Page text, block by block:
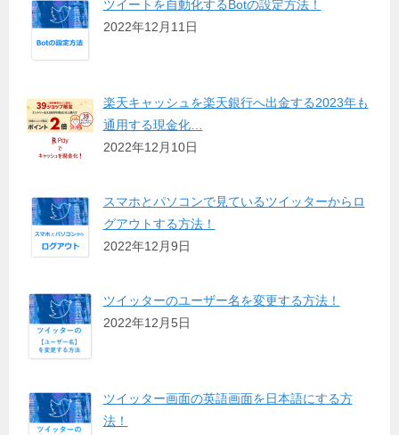
ツイートを自動化するBotの設定方法！
2022年12月11日
楽天キャッシュを楽天銀行へ出金する2023年も
通用する現金化…
2022年12月10日
スマホとパソコンで見ているツイッターからロ
グアウトする方法！
2022年12月9日
ツイッターのユーザー名を変更する方法！
2022年12月5日
ツイッター画面の英語画面を日本語にする方
法！